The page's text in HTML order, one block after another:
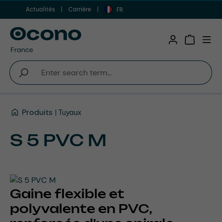
Aller au contenu principal
Actualités Carrière FR
Produits Tuyaux
S 5 PVC M
Gaine flexible et
polyvalente en PVC,